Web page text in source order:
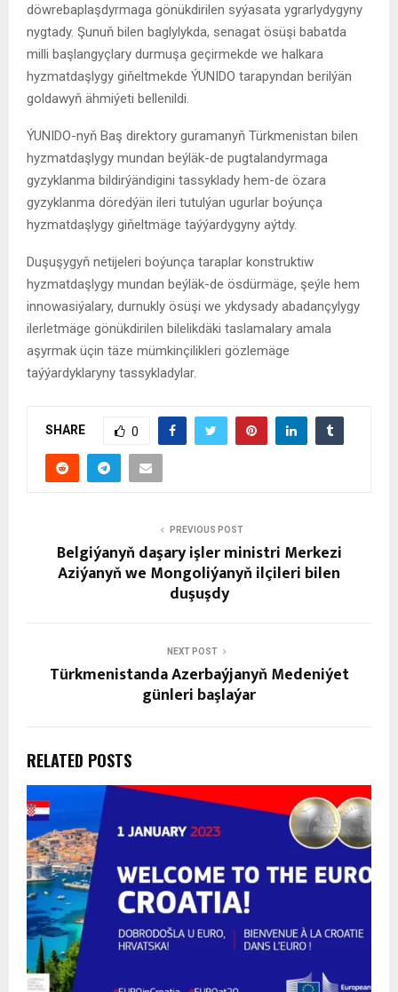
döwrebaplaşdyrmaga gönükdirilen syýasata ygrarlydygyny
nygtady. Şunuň bilen baglylykda, senagat ösüşi babatda
milli başlangyçlary durmuşa geçirmekde we halkara
hyzmatdaşlygy giňeltmekde ÝUNIDO tarapyndan berilýän
goldawyň ähmiýeti bellenildi.
ÝUNIDO-nyň Baş direktory guramanyň Türkmenistan bilen
hyzmatdaşlygy mundan beýläk-de pugtalandyrmaga
gyzyklanma bildirýändigini tassyklady hem-de özara
gyzyklanma döredýän ileri tutulýan ugurlar boýunça
hyzmatdaşlygy giňeltmäge taýýardygyny aýtdy.
Duşuşygyň netijeleri boýunça taraplar konstruktiw
hyzmatdaşlygy mundan beýläk-de ösdürmäge, şeýle hem
innowasiýalary, durnukly ösüşi we ykdysady abadançylygy
ilerletmäge gönükdirilen bilelikdäki taslamalary amala
aşyrmak üçin täze mümkinçilikleri gözlemäge
taýýardyklaryny tassykladylar.
SHARE 0
PREVIOUS POST
Belgiýanyň daşary işler ministri Merkezi
Aziýanyň we Mongoliýanyň ilçileri bilen
duşuşdy
NEXT POST
Türkmenistanda Azerbaýjanyň Medeniýet
günleri başlaýar
RELATED POSTS